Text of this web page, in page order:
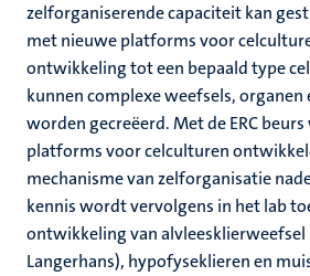
zelforganiserende capaciteit kan
met nieuwe platforms voor
ontwikkeling tot een bepaald type
kunnen complexe weefsels, organen
worden gecreëerd. Met de ERC
platforms voor celculturen
mechanisme van zelforganisatie
kennis wordt vervolgens in het lab
ontwikkeling van alvleesklierweefsel
Langerhans), hypofyseklieren en